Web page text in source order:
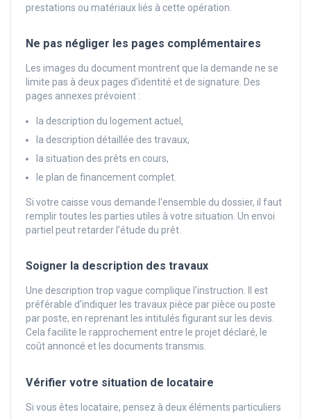
prestations ou matériaux liés à cette opération.
Ne pas négliger les pages complémentaires
Les images du document montrent que la demande ne se
limite pas à deux pages d'identité et de signature. Des
pages annexes prévoient :
la description du logement actuel,
la description détaillée des travaux,
la situation des prêts en cours,
le plan de financement complet.
Si votre caisse vous demande l'ensemble du dossier, il faut
remplir toutes les parties utiles à votre situation. Un envoi
partiel peut retarder l'étude du prêt.
Soigner la description des travaux
Une description trop vague complique l'instruction. Il est
préférable d'indiquer les travaux pièce par pièce ou poste
par poste, en reprenant les intitulés figurant sur les devis.
Cela facilite le rapprochement entre le projet déclaré, le
coût annoncé et les documents transmis.
Vérifier votre situation de locataire
Si vous êtes locataire, pensez à deux éléments particuliers